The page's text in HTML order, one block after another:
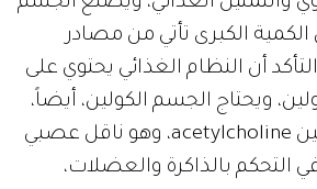
الكبرى تأتي من مصادر
أن النظام الغذائي يحتوي على
ويحتاج الجسم الكولين، أيضاً،
إلى إنتاج أستيل كولين acetylcholine، وهو ناقل عصبي
التحكم بالذاكرة والعضلات،